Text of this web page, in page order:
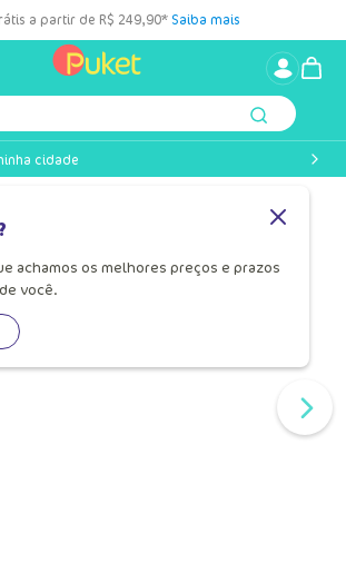
a partir de R$ 249,90* Saiba mais
cidade
achamos os melhores preços e prazos
você.